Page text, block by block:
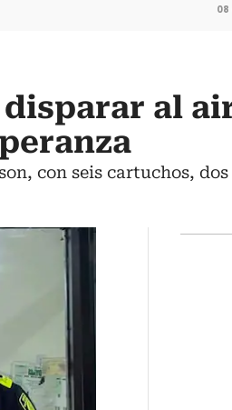
08
disparar al
con seis cartuchos,